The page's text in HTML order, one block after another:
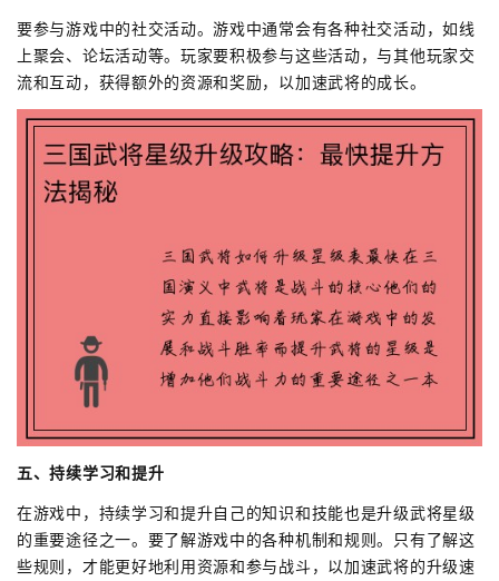
要参与游戏中的社交活动。游戏中通常会有各种社交活动，如线
上聚会、论坛活动等。玩家要积极参与这些活动，与其他玩家交
流和互动，获得额外的资源和奖励，以加速武将的成长。
五、持续学习和提升
在游戏中，持续学习和提升自己的知识和技能也是升级武将星级
的重要途径之一。要了解游戏中的各种机制和规则。只有了解这
些规则，才能更好地利用资源和参与战斗，以加速武将的升级速